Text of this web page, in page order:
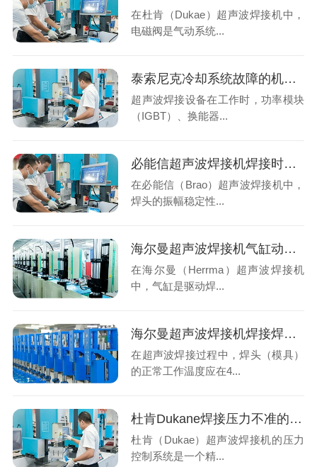
在杜肯（Dukae）超声波焊接机中，
电磁阀是气动系统...
泰索尼克冷却系统故障的机理分析与专业修复
超声波焊接设备在工作时，功率模块
（IGBT）、换能器...
必能信超声波焊接机焊接时焊头振幅偏移？系统性排查与专业解决方案
在必能信（Brao）超声波焊接机中，
焊头的振幅稳定性...
海尔曼超声波焊接机气缸动作慢？系统性排查与专业解决方案
在海尔曼（Herrma）超声波焊接机
中，气缸是驱动焊...
海尔曼超声波焊接机焊接焊头温度过高？
在超声波焊接过程中，焊头（模具）
的正常工作温度应在4...
杜肯Dukane焊接压力不准的技术解析与专业修复
杜肯（Dukae）超声波焊接机的压力
控制系统是一个精...